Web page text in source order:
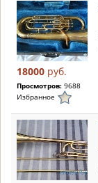
18000 руб.
Просмотров: 9688
Избранное